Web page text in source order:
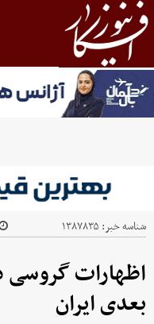
شناسه خبر: ۱۳۸۷۸۳۵
اظهارات گروسی
بعدی ایران